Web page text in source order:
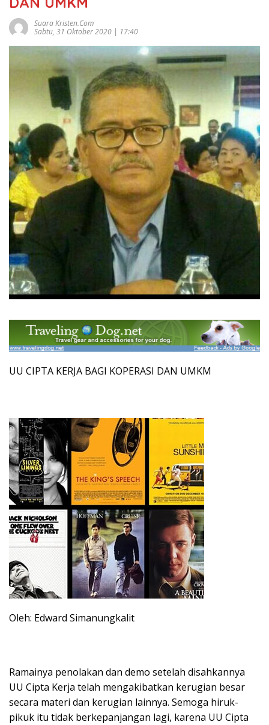
Suara Kristen.com
Sabtu, 31 Oktober 2020 | 17:40
UU CIPTA KERJA BAGI KOPERASI DAN UMKM
Oleh: Edward Simanungkalit
Ramainya penolakan dan demo setelah disahkannya
UU Cipta Kerja telah mengakibatkan kerugian besar
secara materi dan kerugian lainnya. Semoga hiruk-
pikuk itu tidak berkepanjangan lagi, karena UU Cipta